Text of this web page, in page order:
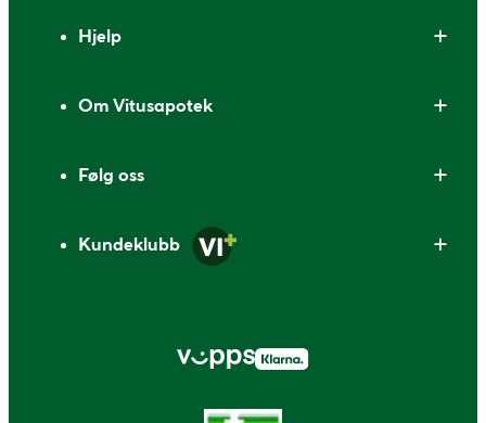
Hjelp
Om Vitusapotek
Følg oss
Kundeklubb